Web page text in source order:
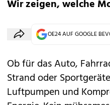
Wir zeigen, welche
OE24 AUF GOOGLE
Ob für das Auto,
Strand oder
Luftpumpen und